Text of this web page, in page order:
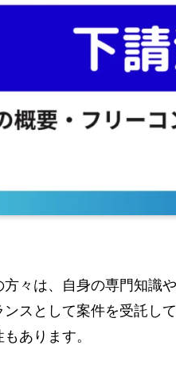
々は、自身の専門知識
スとして案件を受託し
あります。